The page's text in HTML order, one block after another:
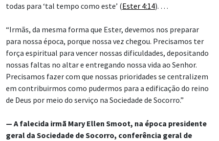
todas para ‘tal tempo como este’ (Ester 4:14). …
“Irmãs, da mesma forma que Ester, devemos nos preparar
para nossa época, porque nossa vez chegou. Precisamos ter
força espiritual para vencer nossas dificuldades, depositando
nossas faltas no altar e entregando nossa vida ao Senhor.
Precisamos fazer com que nossas prioridades se centralizem
em contribuirmos como pudermos para a edificação do reino
de Deus por meio do serviço na Sociedade de Socorro.”
— A falecida irmã Mary Ellen Smoot, na época presidente
geral da Sociedade de Socorro, conferência geral de